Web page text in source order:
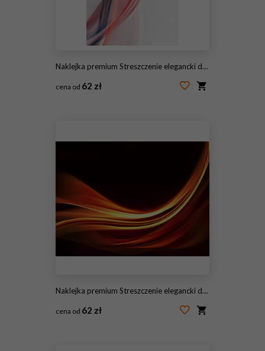
Naklejka premium Streszczenie elegancki design
cena od 62 zł
Naklejka premium Streszczenie elegancki design
cena od 62 zł